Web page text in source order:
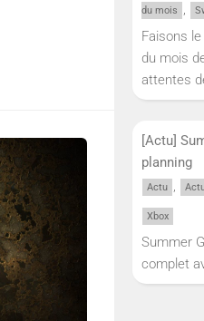
du mois ,
Faisons
du mois
attentes
[Actu]
planning
Actu ,
Xbox
Summer
complet